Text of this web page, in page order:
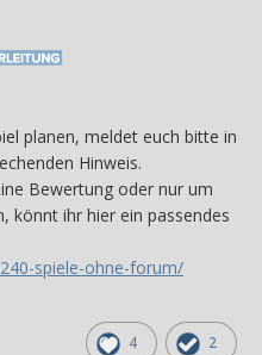
planen, meldet euch bitte in
Hinweis.
Bewertung oder nur um
könnt ihr hier ein passendes
spiele-ohne-forum/
4 2